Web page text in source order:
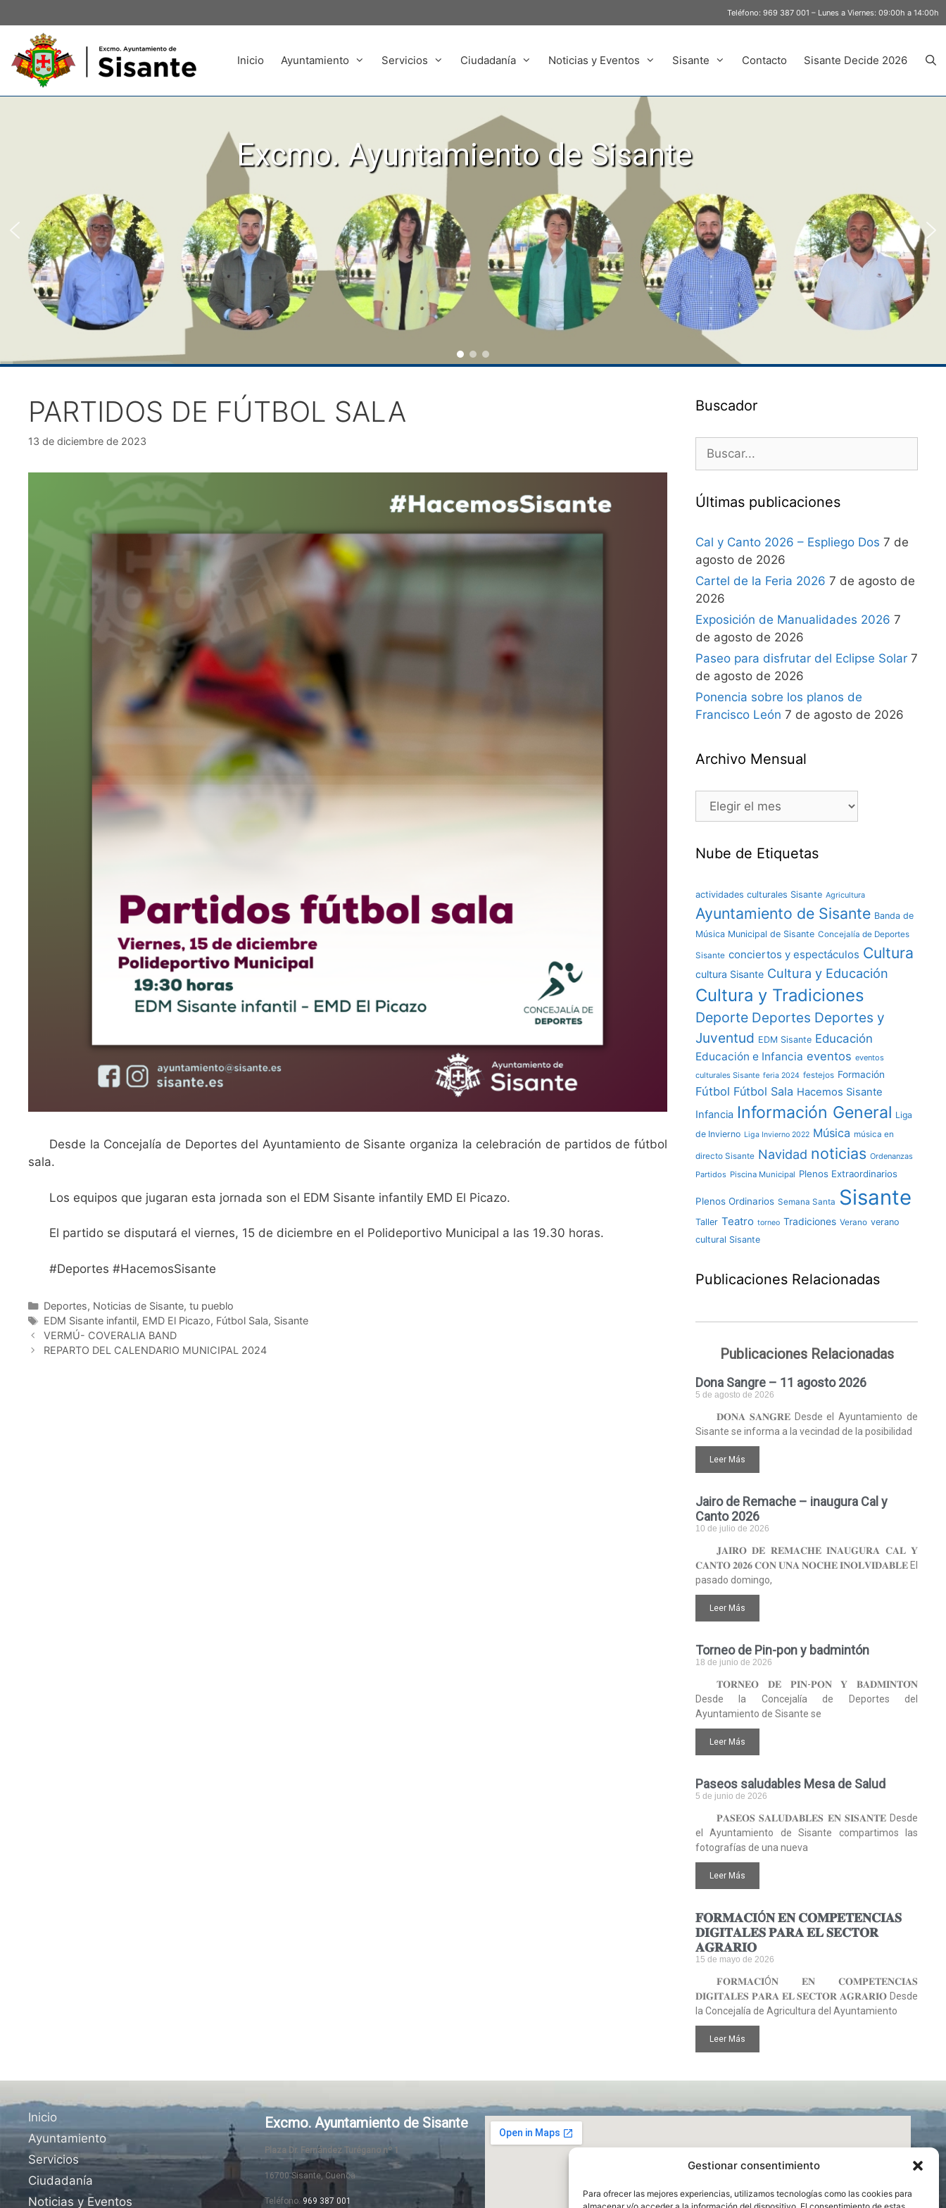
Gestionar consentimiento
Para ofrecer las mejores experiencias, utilizamos tecnologías como las cookies para
Teléfono: 969 387 001 – Lunes a Viernes: 09:00h a 14:00h
Inicio Ayuntamiento Servicios Ciudadanía Noticias y Eventos Sisante Contacto Sisante Decide 2026
Excmo. Ayuntamiento de Sisante
PARTIDOS DE FÚTBOL SALA
13 de diciembre de 2023
Desde la Concejalía de Deportes del Ayuntamiento de Sisante organiza la celebración de partidos de fútbol
sala.
Los equipos que jugaran esta jornada son el EDM Sisante infantily EMD El Picazo.
El partido se disputará el viernes, 15 de diciembre en el Polideportivo Municipal a las 19.30 horas.
#Deportes #HacemosSisante
Deportes, Noticias de Sisante, tu pueblo
EDM Sisante infantil, EMD El Picazo, Fútbol Sala, Sisante
VERMÚ- COVERALIA BAND
REPARTO DEL CALENDARIO MUNICIPAL 2024
Buscador
Últimas publicaciones
Cal y Canto 2026 – Espliego Dos 7 de
agosto de 2026
Cartel de la Feria 2026 7 de agosto de
2026
Exposición de Manualidades 2026 7
de agosto de 2026
Paseo para disfrutar del Eclipse Solar 7
de agosto de 2026
Ponencia sobre los planos de
Francisco León 7 de agosto de 2026
Archivo Mensual
Nube de Etiquetas
actividades culturales Sisante Agricultura
Ayuntamiento de Sisante Banda de
Música Municipal de Sisante Concejalía de Deportes
Sisante conciertos y espectáculos Cultura
cultura Sisante Cultura y Educación
Cultura y Tradiciones
Deporte Deportes Deportes y
Juventud EDM Sisante Educación
Educación e Infancia eventos eventos
culturales Sisante feria 2024 festejos Formación
Fútbol Fútbol Sala Hacemos Sisante
Infancia Información General Liga
de Invierno Liga Invierno 2022 Música música en
directo Sisante Navidad noticias Ordenanzas
Partidos Piscina Municipal Plenos Extraordinarios
Plenos Ordinarios Semana Santa Sisante
Taller Teatro torneo Tradiciones Verano verano
cultural Sisante
Publicaciones Relacionadas
Publicaciones Relacionadas
Dona Sangre – 11 agosto 2026
5 de agosto de 2026
𝐃𝐎𝐍𝐀 𝐒𝐀𝐍𝐆𝐑𝐄 Desde el Ayuntamiento de
Sisante se informa a la vecindad de la posibilidad
Leer Más
Jairo de Remache – inaugura Cal y
Canto 2026
10 de julio de 2026
𝐉𝐀𝐈𝐑𝐎 𝐃𝐄 𝐑𝐄𝐌𝐀𝐂𝐇𝐄 𝐈𝐍𝐀𝐔𝐆𝐔𝐑𝐀 𝐂𝐀𝐋 𝐘
𝐂𝐀𝐍𝐓𝐎 𝟐𝟎𝟐𝟔 𝐂𝐎𝐍 𝐔𝐍𝐀 𝐍𝐎𝐂𝐇𝐄 𝐈𝐍𝐎𝐋𝐕𝐈𝐃𝐀𝐁𝐋𝐄 El
pasado domingo,
Leer Más
Torneo de Pin-pon y badmintón
18 de junio de 2026
𝐓𝐎𝐑𝐍𝐄𝐎 𝐃𝐄 𝐏𝐈𝐍-𝐏𝐎𝐍 𝐘 𝐁𝐀𝐃𝐌𝐈𝐍𝐓𝐎́𝐍
Desde la Concejalía de Deportes del
Ayuntamiento de Sisante se
Leer Más
Paseos saludables Mesa de Salud
5 de junio de 2026
𝐏𝐀𝐒𝐄𝐎𝐒 𝐒𝐀𝐋𝐔𝐃𝐀𝐁𝐋𝐄𝐒 𝐄𝐍 𝐒𝐈𝐒𝐀𝐍𝐓𝐄 Desde
el Ayuntamiento de Sisante compartimos las
fotografías de una nueva
Leer Más
𝐅𝐎𝐑𝐌𝐀𝐂𝐈Ó𝐍 𝐄𝐍 𝐂𝐎𝐌𝐏𝐄𝐓𝐄𝐍𝐂𝐈𝐀𝐒
𝐃𝐈𝐆𝐈𝐓𝐀𝐋𝐄𝐒 𝐏𝐀𝐑𝐀 𝐄𝐋 𝐒𝐄𝐂𝐓𝐎𝐑
𝐀𝐆𝐑𝐀𝐑𝐈𝐎
15 de mayo de 2026
𝐅𝐎𝐑𝐌𝐀𝐂𝐈Ó𝐍 𝐄𝐍 𝐂𝐎𝐌𝐏𝐄𝐓𝐄𝐍𝐂𝐈𝐀𝐒
𝐃𝐈𝐆𝐈𝐓𝐀𝐋𝐄𝐒 𝐏𝐀𝐑𝐀 𝐄𝐋 𝐒𝐄𝐂𝐓𝐎𝐑 𝐀𝐆𝐑𝐀𝐑𝐈𝐎 Desde
la Concejalía de Agricultura del Ayuntamiento
Leer Más
Inicio
Ayuntamiento
Servicios
Ciudadanía
Noticias y Eventos
Excmo. Ayuntamiento de Sisante
Plaza Dr. Fernández Turégano nº 1
16700 Sisante, Cuenca
Teléfono: 969 387 001